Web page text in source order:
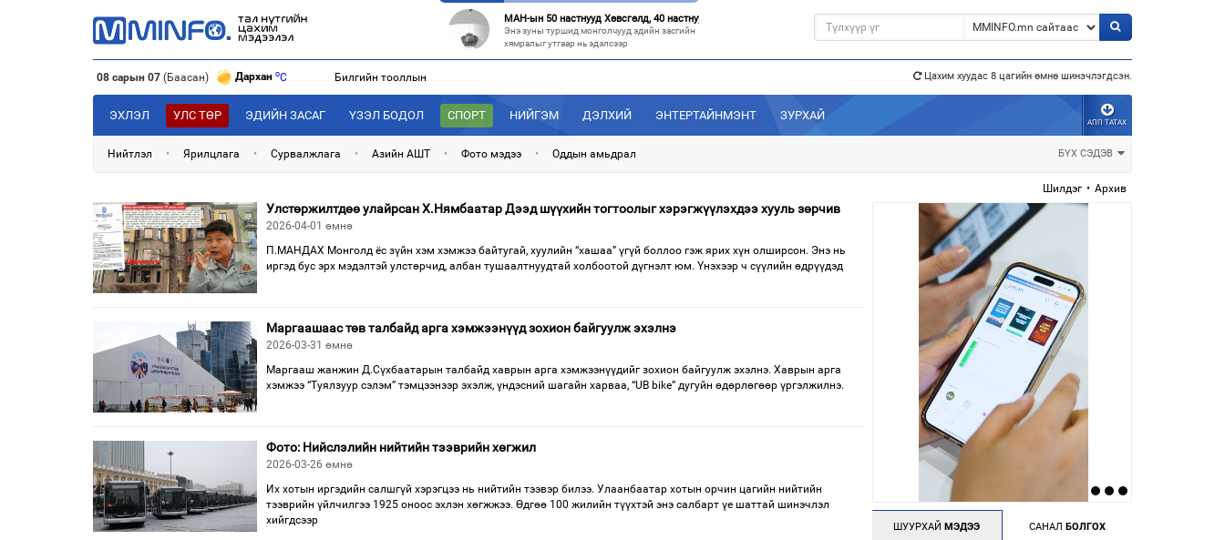
МАН-ын 50 настнууд Хөвсгөлд, 40 настнууд нь Хэнтийд “хуралджээ”
Энэ зуны туршид монголчууд эдийн засгийн
хямралыг утгаар нь эдэлсээр
“С.Зоригийн талбай” болгочих, Хотын дарга аа?
Төв шуудангийн урдах талбайд өнөөдрийг
хүртэл 27 жил байрласан С.Зориг
С.Зориг агсны хөшөө Төв шуудангийн
08 сарын 07 (Баасан) Дархан oC
Эрдэнэт C
Улаанбаатар C
Билгийн тооллын Цахим хуудас 8 цагийн өмнө шинэчлэгдсэн.
ЭХЛЭЛ УЛС ТӨР ЭДИЙН ЗАСАГ ҮЗЭЛ БОДОЛ СПОРТ НИЙГЭМ ДЭЛХИЙ ЭНТЕРТАЙНМЭНТ ЗУРХАЙ
АПП ТАТАХ
Нийтлэл • Ярилцлага • Сурвалжлага • Азийн АШТ • Фото мэдээ • Оддын амьдрал БҮХ СЭДЭВ
Шилдэг • Архив
Улстөржилтдөө улайрсан Х.Нямбаатар Дээд шүүхийн тогтоолыг хэрэгжүүлэхдээ хууль зөрчив
2026-04-01 өмнө
П.МАНДАХ Монголд ёс зүйн хэм хэмжээ байтугай, хуулийн “хашаа” үгүй боллоо гэж ярих хүн олширсон. Энэ нь
иргэд бус эрх мэдэлтэй улстөрчид, албан тушаалтнуудтай холбоотой дүгнэлт юм. Үнэхээр ч сүүлийн өдрүүдэд
Маргаашаас төв талбайд арга хэмжээнүүд зохион байгуулж эхэлнэ
2026-03-31 өмнө
Маргааш жанжин Д.Сүхбаатарын талбайд хаврын арга хэмжээнүүдийг зохион байгуулж эхэлнэ. Хаврын арга
хэмжээ “Туялзуур сэлэм” тэмцээнээр эхэлж, үндэсний шагайн харваа, “UB bike” дугуйн өдөрлөгөөр үргэлжилнэ.
Фото: Нийслэлийн нийтийн тээврийн хөгжил
2026-03-26 өмнө
Их хотын иргэдийн салшгүй хэрэгцээ нь нийтийн тээвэр билээ. Улаанбаатар хотын орчин цагийн нийтийн
тээврийн үйлчилгээ 1925 оноос эхлэн хөгжжээ. Өдгөө 100 жилийн түүхтэй энэ салбарт үе шаттай шинэчлэл
хийгдсээр
ШУУРХАЙМЭДЭЭ САНАЛБОЛГОХ